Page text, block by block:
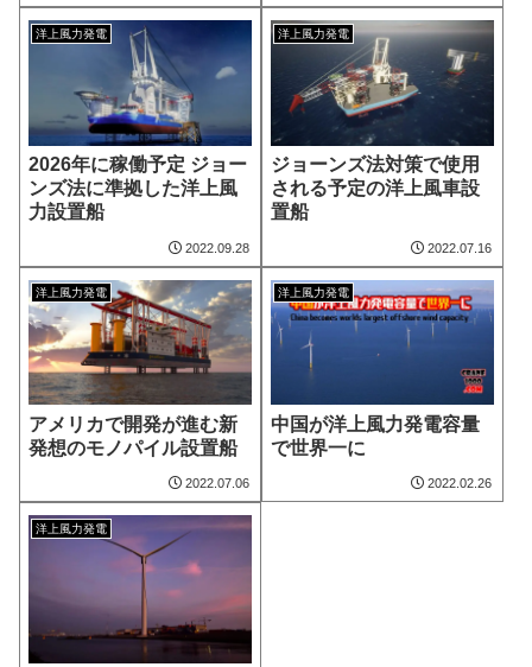
洋上風力発電
2026年に稼働予定 ジョー
ンズ法に準拠した洋上風
力設置船
2022.09.28
洋上風力発電
ジョーンズ法対策で使用
される予定の洋上風車設
置船
2022.07.16
洋上風力発電
アメリカで開発が進む新
発想のモノパイル設置船
2022.07.06
洋上風力発電
中国が洋上風力発電容量
で世界一に
2022.02.26
洋上風力発電